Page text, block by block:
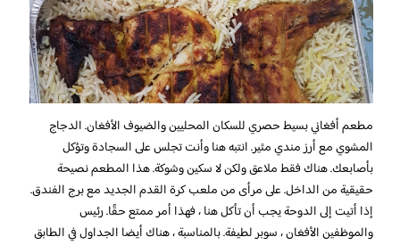
مطعم أفغاني بسيط حصري للسكان المحليين والضيوف الأفغان. الدجاج
المشوي مع أرز مندي مثير. انتبه هنا وأنت تجلس على السجادة وتؤكل
بأصابعك. هناك فقط ملاعق ولكن لا سكين وشوكة. هذا المطعم نصيحة
حقيقية من الداخل. على مرأى من ملعب كرة القدم الجديد مع برج الفندق.
إذا أتيت إلى الدوحة يجب أن تأكل هنا ، فهذا أمر ممتع حقًا. رئيس
والموظفين الأفغان ، سوبر لطيفة. بالمناسبة ، هناك أيضا الجداول في الطابق